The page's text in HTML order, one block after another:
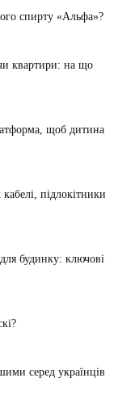
спирту «Альфа»?
квартири: на що
щоб дитина
підлокітники
будинку: ключові
серед українців